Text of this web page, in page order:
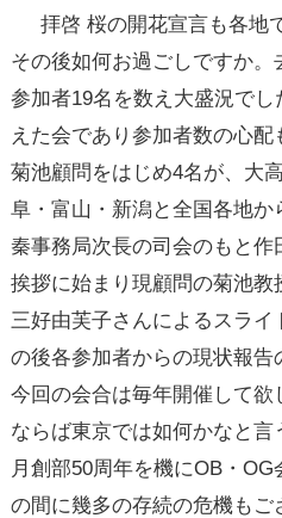
拝啓 桜の開花宣言も各地
その後如何お過ごしですか
参加者19名を数え大盛況で
えた会であり参加者数の心
菊池顧問をはじめ4名が、大
阜・富山・新潟と全国各地
秦事務局次長の司会のもと
挨拶に始まり現顧問の菊池
三好由芙子さんによるスラ
の後各参加者からの現状報
今回の会合は毎年開催して
ならば東京では如何かなと
月創部50周年を機にOB・
の間に幾多の存続の危機も